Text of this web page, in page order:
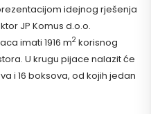
idejnog rješenja
JP Komus d.o.o.
imati 1916 m2 korisnog
U krugu pijace nalazit će
i 16 boksova, od kojih jedan